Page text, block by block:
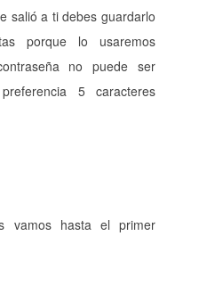
salió a ti debes guardarlo
porque lo usaremos
no puede ser
5 caracteres
vamos hasta el primer